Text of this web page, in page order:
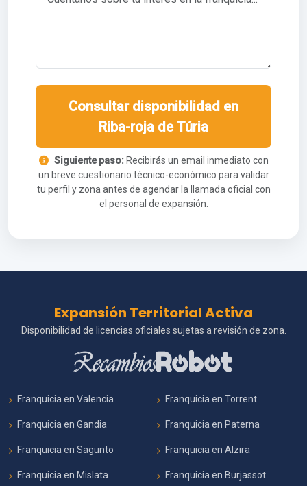
Consultar disponibilidad en
Riba-roja de Túria
Siguiente paso:Recibirás un email inmediato con
un breve cuestionario técnico-económico para validar
tu perfil y zona antes de agendar la llamada oficial con
el personal de expansión.
Expansión Territorial Activa
Disponibilidad de licencias oficiales sujetas a revisión de zona.
Franquicia en Valencia Franquicia en Torrent
Franquicia en Gandia Franquicia en Paterna
Franquicia en Sagunto Franquicia en Alzira
Franquicia en Mislata Franquicia en Burjassot